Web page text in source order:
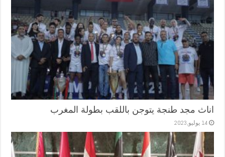
اناث مجد طنجة يتوجن باللقب بطولة المغرب
14 يوليو,2023